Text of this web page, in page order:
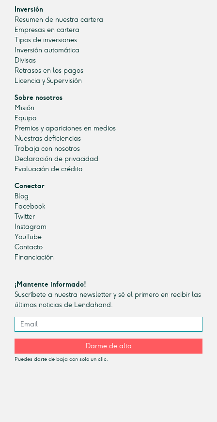
Inversión
Resumen de nuestra cartera
Empresas en cartera
Tipos de inversiones
Inversión automática
Divisas
Retrasos en los pagos
Licencia y Supervisión
Sobre nosotros
Misión
Equipo
Premios y apariciones en medios
Nuestras deficiencias
Trabaja con nosotros
Declaración de privacidad
Evaluación de crédito
Conectar
Blog
Facebook
Twitter
Instagram
YouTube
Contacto
Financiación
¡Mantente informado!
Suscríbete a nuestra newsletter y sé el primero en recibir las
últimas noticias de Lendahand.
Darme de alta
Puedes darte de baja con solo un clic.